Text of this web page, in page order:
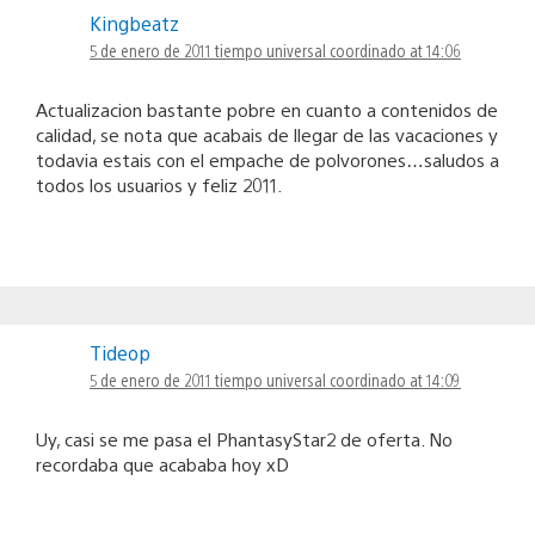
Kingbeatz
5 de enero de 2011 tiempo universal coordinado at 14:06
Actualizacion bastante pobre en cuanto a contenidos de
calidad, se nota que acabais de llegar de las vacaciones y
todavia estais con el empache de polvorones…saludos a
todos los usuarios y feliz 2011.
Tideop
5 de enero de 2011 tiempo universal coordinado at 14:09
Uy, casi se me pasa el PhantasyStar2 de oferta. No
recordaba que acababa hoy xD